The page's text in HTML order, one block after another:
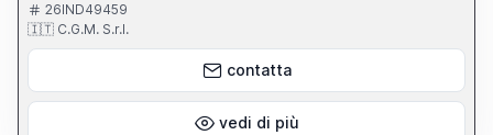
26IND49459
🇮🇹 C.G.M. S.r.l.
contatta
vedi di più